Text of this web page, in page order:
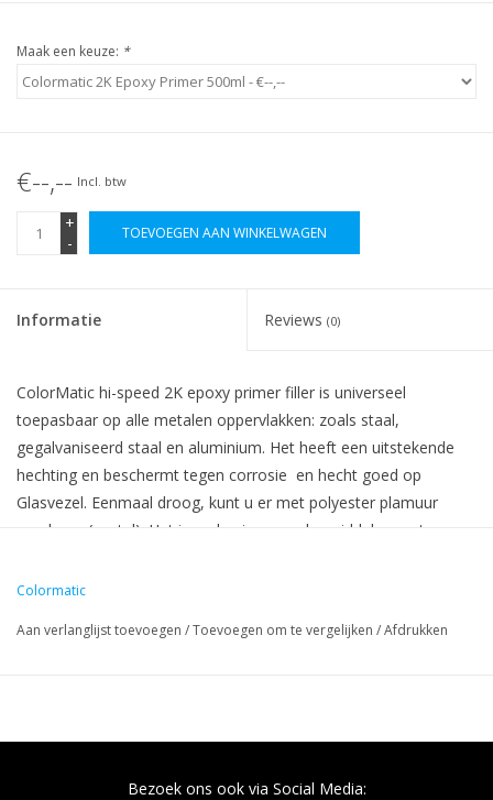
Maak een keuze: *
€--,-- Incl. btw
+
-
TOEVOEGEN AAN WINKELWAGEN
Informatie Reviews (0)
ColorMatic hi-speed 2K epoxy primer filler is universeel
toepasbaar op alle metalen oppervlakken: zoals staal,
gegalvaniseerd staal en aluminium. Het heeft een uitstekende
hechting en beschermt tegen corrosie en hecht goed op
Glasvezel. Eenmaal droog, kunt u er met polyester plamuur
overheen (spatel). Het is op basis van oplosmiddelen met een
toepassingen:
Ideaal voor spot reparaties en overspuiten van onderdelen
Colormatic
Aan verlanglijst toevoegen /Toevoegen om te vergelijken /Afdrukken
Bezoek ons ook via Social Media: